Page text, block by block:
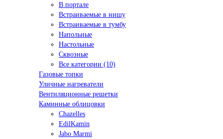
В портале
Встраиваемые в нишу
Встраиваемые в тумбу
Напольные
Настольные
Сквозные
Все категории (10)
Газовые топки
Уличные нагреватели
Вентиляционные решетки
Каминные облицовки
Chazelles
EdilKamin
Jabo Marmi